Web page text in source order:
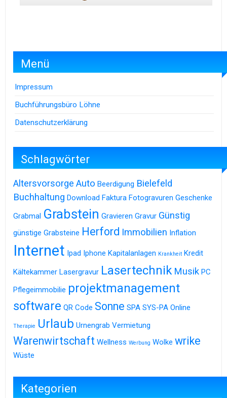
Menü
Impressum
Buchführungsbüro Löhne
Datenschutzerklärung
Schlagwörter
Altersvorsorge Auto Beerdigung Bielefeld
Buchhaltung Download Faktura Fotogravuren Geschenke
Grabmal Grabstein Gravieren Gravur Günstig
günstige Grabsteine Herford Immobilien Inflation
Internet Ipad Iphone Kapitalanlagen Krankheit Kredit
Kältekammer Lasergravur Lasertechnik Musik PC
Pflegeimmobilie projektmanagement
software QR Code Sonne SPA SYS-PA Online
Therapie Urlaub Urnengrab Vermietung
Warenwirtschaft Wellness Werbung Wolke wrike
Wüste
Kategorien